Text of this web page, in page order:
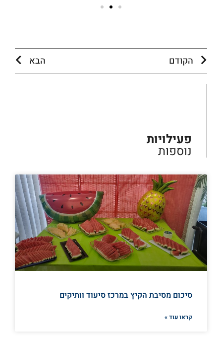
הקודם הבא
פעילויות
נוספות
סיכום מסיבת הקיץ במרכז סיעוד וותיקים
קראו עוד »